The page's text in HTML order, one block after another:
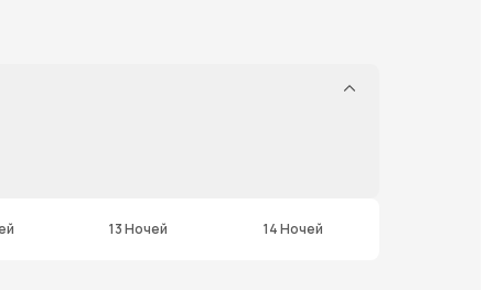
13 Ночей 14 Ночей